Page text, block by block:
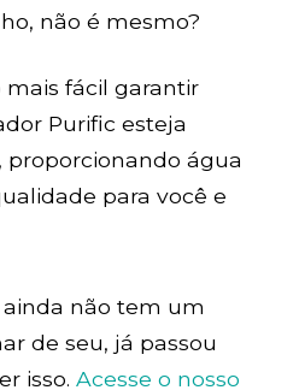
não é mesmo?
fácil garantir
Purific esteja
água
para você e
não tem um
de seu, já passou
isso. Acesse o nosso